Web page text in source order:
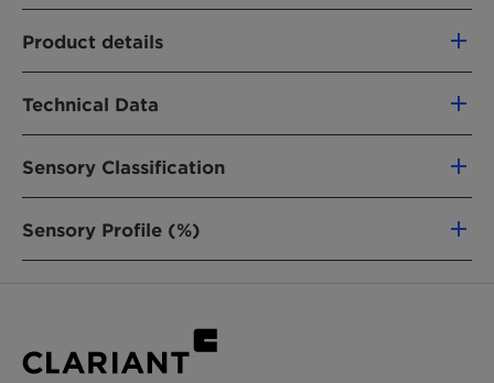
Good compatibility with natural and
synthetic waxes
Very good pigment wetting
Not sure which emulsifier is the right choice for
you? Find your match with ourEmulsifier
Product details
製品機能
Emollient
Cream, Lotion
Technical Data
Spreading Rate low
Dynamic Viscosity
Sensory Classification
Sensory Profile (%)